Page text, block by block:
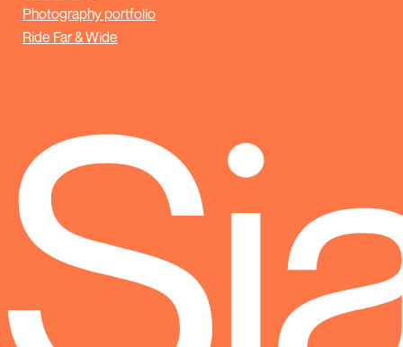
Photography portfolio
Ride Far & Wide